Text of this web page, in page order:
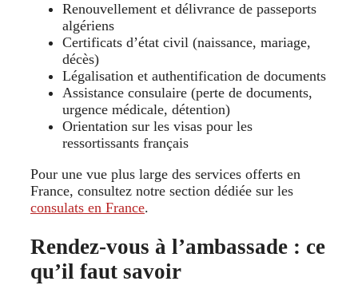
Renouvellement et délivrance de passeports
algériens
Certificats d’état civil (naissance, mariage,
décès)
Légalisation et authentification de documents
Assistance consulaire (perte de documents,
urgence médicale, détention)
Orientation sur les visas pour les
ressortissants français
Pour une vue plus large des services offerts en
France, consultez notre section dédiée sur les
consulats en France.
Rendez-vous à l’ambassade : ce
qu’il faut savoir